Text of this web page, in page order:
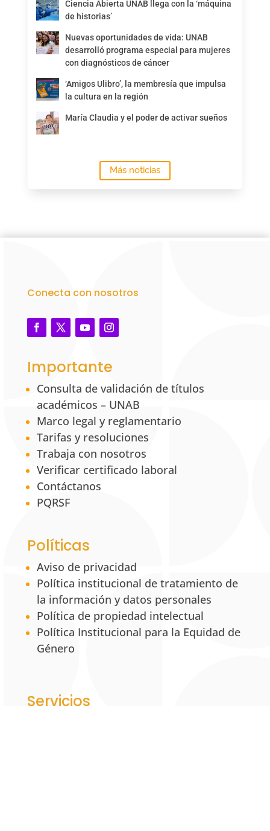
Ciencia Abierta UNAB llega con la ‘máquina
de historias’
Nuevas oportunidades de vida: UNAB
desarrolló programa especial para mujeres
con diagnósticos de cáncer
‘Amigos Ulibro’, la membresía que impulsa
la cultura en la región
María Claudia y el poder de activar sueños
Más noticias
Conecta con nosotros
Importante
Consulta de validación de títulos
académicos – UNAB
Marco legal y reglamentario
Tarifas y resoluciones
Trabaja con nosotros
Verificar certificado laboral
Contáctanos
PQRSF
Políticas
Aviso de privacidad
Política institucional de tratamiento de
la información y datos personales
Política de propiedad intelectual
Política Institucional para la Equidad de
Género
Servicios